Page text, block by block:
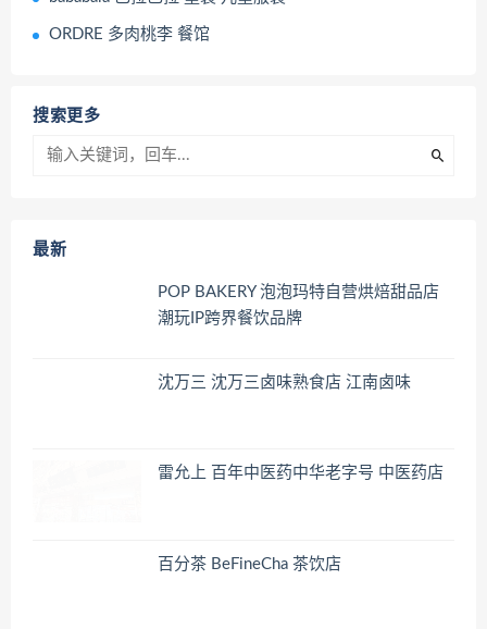
ORDRE 多肉桃李 餐馆
搜索更多
最新
POP BAKERY 泡泡玛特自营烘焙甜品店
潮玩IP跨界餐饮品牌
沈万三 沈万三卤味熟食店 江南卤味
雷允上 百年中医药中华老字号 中医药店
百分茶 BeFineCha 茶饮店